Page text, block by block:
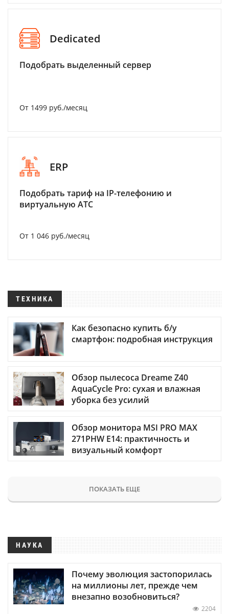
Dedicated
Подобрать выделенный сервер
От 1499 руб./месяц
ERP
Подобрать тариф на IP-телефонию и
виртуальную АТС
От 1 046 руб./месяц
ТЕХНИКА
Как безопасно купить б/у
смартфон: подробная инструкция
Обзор пылесоса Dreame Z40
AquaCycle Pro: сухая и влажная
уборка без усилий
Обзор монитора MSI PRO MAX
271PHW E14: практичность и
визуальный комфорт
ПОКАЗАТЬ ЕЩЕ
НАУКА
Почему эволюция застопорилась
на миллионы лет, прежде чем
внезапно возобновиться?
2204